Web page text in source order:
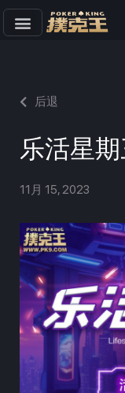
文
后退
乐活星期
11月 15, 2023